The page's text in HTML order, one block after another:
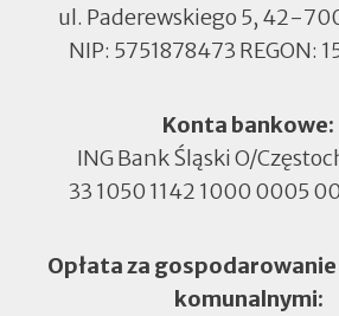
ul. Paderewskiego 5, 42-
NIP: 5751878473 REGON:
Konta bankowe:
ING Bank Śląski O/
33 1050 1142 1000 0005
Opłata za
komunalnymi: